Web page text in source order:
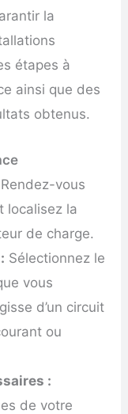
la
étapes à
ainsi que des
obtenus.
Rendez-vous
localisez la
de charge.
Sélectionnez le
vous
d’un circuit
ou
:
de votre